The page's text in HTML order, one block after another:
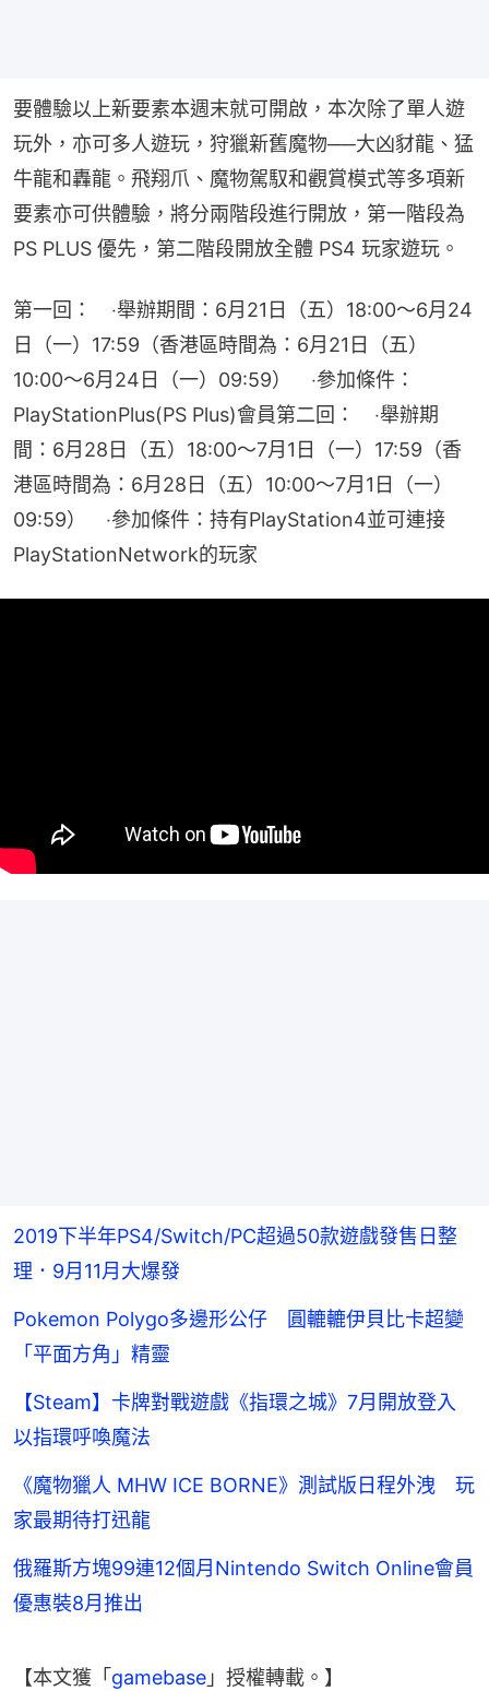
要體驗以上新要素本週末就可開啟，本次除了單人遊
玩外，亦可多人遊玩，狩獵新舊魔物──大凶豺龍、猛
牛龍和轟龍。飛翔爪、魔物駕馭和觀賞模式等多項新
要素亦可供體驗，將分兩階段進行開放，第一階段為
PS PLUS 優先，第二階段開放全體 PS4 玩家遊玩。
第一回：　‧舉辦期間：6月21日（五）18:00～6月24
日（一）17:59（香港區時間為：6月21日（五）
10:00～6月24日（一）09:59）　‧參加條件：
PlayStationPlus(PS Plus)會員第二回：　‧舉辦期
間：6月28日（五）18:00～7月1日（一）17:59（香
港區時間為：6月28日（五）10:00～7月1日（一）
09:59）　‧參加條件：持有PlayStation4並可連接
PlayStationNetwork的玩家
2019下半年PS4/Switch/PC超過50款遊戲發售日整
理．9月11月大爆發
Pokemon Polygo多邊形公仔 圓轆轆伊貝比卡超變
「平面方角」精靈
【Steam】卡牌對戰遊戲《指環之城》7月開放登入
以指環呼喚魔法
《魔物獵人 MHW ICE BORNE》測試版日程外洩 玩
家最期待打迅龍
俄羅斯方塊99連12個月Nintendo Switch Online會員
優惠裝8月推出
【本文獲「 gamebase 」授權轉載。】